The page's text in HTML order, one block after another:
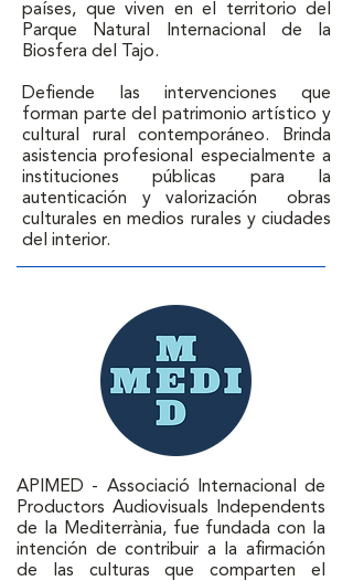
países, que viven en el territorio del
Parque Natural Internacional de la
Biosfera del Tajo.
Defiende las intervenciones que
forman parte del patrimonio artístico y
cultural rural contemporáneo. Brinda
asistencia profesional especialmente a
instituciones públicas para la
autenticación y valorización  obras
culturales en medios rurales y ciudades
del interior.
APIMED - Associació Internacional de
Productors Audiovisuals Independents
de la Mediterrània, fue fundada con la
intención de contribuir a la afirmación
de las culturas que comparten el